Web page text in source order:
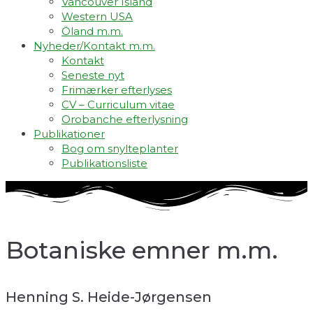
Western USA
Öland m.m.
Nyheder/Kontakt m.m.
Kontakt
Seneste nyt
Frimærker efterlyses
CV – Curriculum vitae
Orobanche efterlysning
Publikationer
Bog om snylteplanter
Publikationsliste
Botaniske emner m.m.
Henning S. Heide-Jørgensen